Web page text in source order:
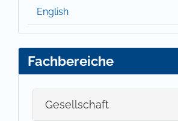
English
Fachbereiche
Gesellschaft